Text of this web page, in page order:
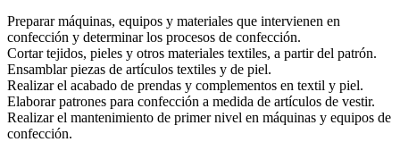
Preparar máquinas, equipos y materiales que intervienen en
confección y determinar los procesos de confección.
Cortar tejidos, pieles y otros materiales textiles, a partir del patrón.
Ensamblar piezas de artículos textiles y de piel.
Realizar el acabado de prendas y complementos en textil y piel.
Elaborar patrones para confección a medida de artículos de vestir.
Realizar el mantenimiento de primer nivel en máquinas y equipos de
confección.